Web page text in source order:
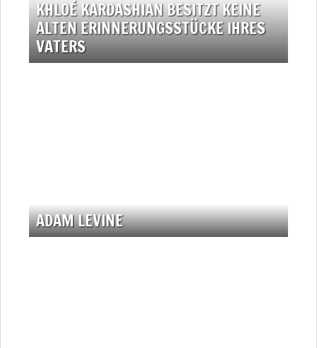
KHLOÉ KARDASHIAN BESITZT KEINE
ALTEN ERINNERUNGSSTÜCKE IHRES
VATERS
ADAM LEVINE